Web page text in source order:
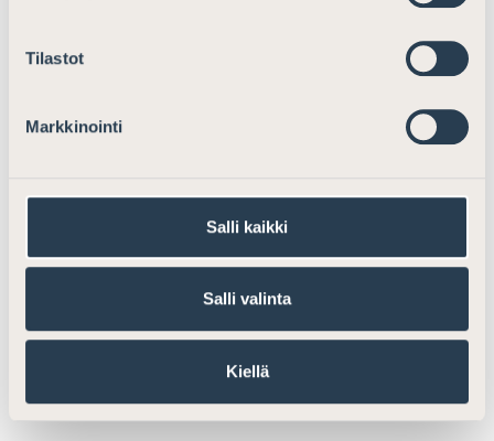
Tilastot
Markkinointi
Salli kaikki
Salli valinta
Kiellä
Yhdistelmärangaistuksen tuomitsemista koskevaan
rikoslain 2 c luvun 11 §:n 2 momentin 3 kohtaan esitetään
tehtäväksi vain kielellinen muutos. Asianajajaliitto pitää
tarkkarajaisuuden vuoksi. Uusi muotoilu
yhdenmukaistaisi käytettyä käsitteistöä ja olisi aiempaa
oikeudenkäymiskaaren 17 luvun 37 §:n 3 momentiin.
Lopuksi
työryhmämuistiossa esitettyjä resurssilisäyksiä muun
muassa vankiterveydenhuoltoon ja vapautumisen
jälkeiseen valvontaan.